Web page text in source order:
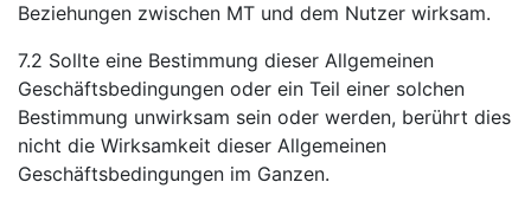
Beziehungen zwischen MT und dem Nutzer wirksam.
7.2 Sollte eine Bestimmung dieser Allgemeinen
Geschäftsbedingungen oder ein Teil einer solchen
Bestimmung unwirksam sein oder werden, berührt dies
nicht die Wirksamkeit dieser Allgemeinen
Geschäftsbedingungen im Ganzen.